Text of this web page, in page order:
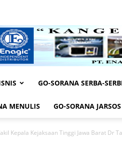
GO-SORANA SERBA-
MENULIS GO-SORANA JARSOS
Kepala Kejaksaan Tinggi Jawa Barat Dr